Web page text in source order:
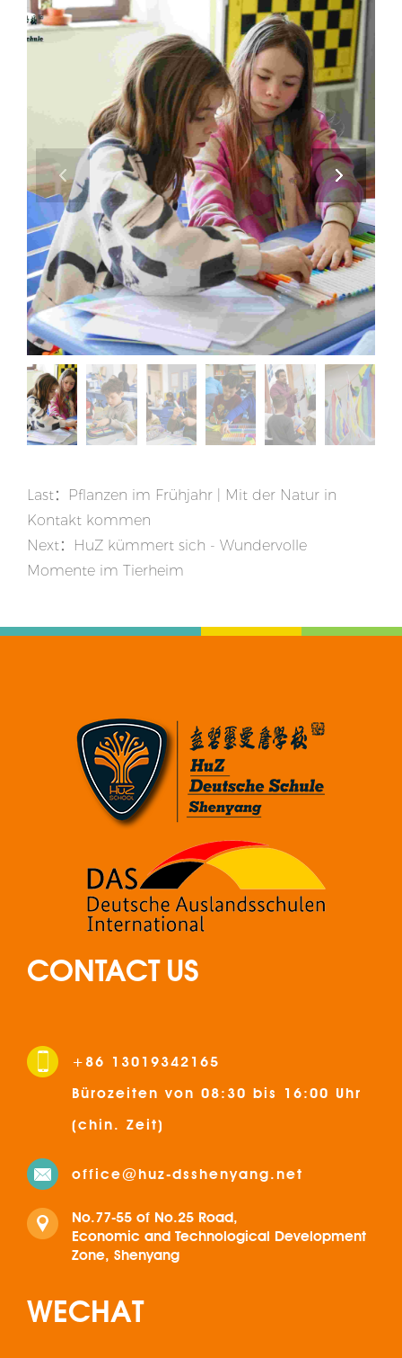
Last：
Pflanzen im Frühjahr | Mit der Natur in
Kontakt kommen
Next：
HuZ kümmert sich - Wundervolle
Momente im Tierheim
CONTACT US
+86 13019342165
Bürozeiten von 08:30 bis 16:00 Uhr
(chin. Zeit)
office@huz-dsshenyang.net
No.77-55 of No.25 Road,
Economic and Technological Development
Zone, Shenyang
WECHAT